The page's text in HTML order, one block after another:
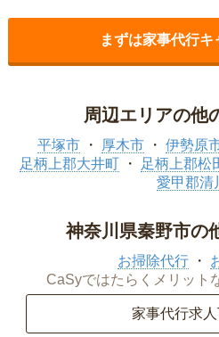
まずは家事代行
周辺エリアの他
平塚市 厚木市 伊勢原
足柄上郡大井町
足柄上郡松
愛甲郡清
神奈川県秦野市の
お掃除代行
CaSyではたらくメリット
家事代行求